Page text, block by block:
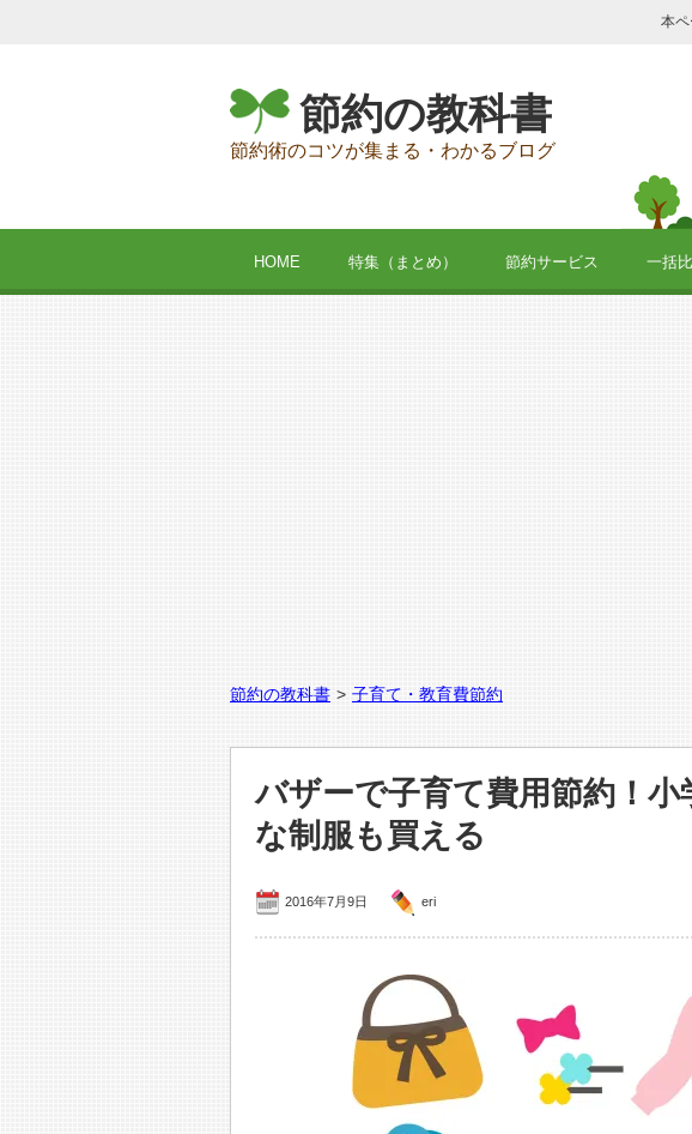
本
節約の教科書
節約術のコツが集まる・わかるブログ
HOME 特集（まとめ） 節約サービス 一括
節約の教科書 > 子育て・教育費節約
バザーで子育て費用節約！
な制服も買える
2016年7月9日 eri